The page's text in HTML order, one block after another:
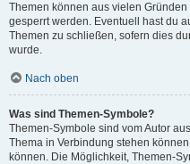
Themen können aus vielen
gesperrt werden. Eventuell hast du
Themen zu schließen, sofern dies
wurde.
Nach oben
Was sind Themen-Symbole?
Themen-Symbole sind vom Autor
Thema in Verbindung stehen
können. Die Möglichkeit, Themen-